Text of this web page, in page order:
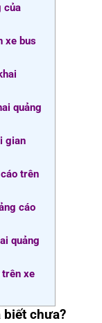
của
xe bus
quảng
gian
trên
cáo
quảng
xe
biết chưa?